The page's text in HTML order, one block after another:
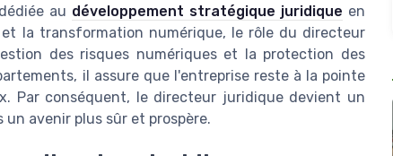
au développement stratégique juridique en
la transformation numérique, le rôle du directeur
des risques numériques et la protection des
il assure que l'entreprise reste à la pointe
Par conséquent, le directeur juridique devient un
avenir plus sûr et prospère.